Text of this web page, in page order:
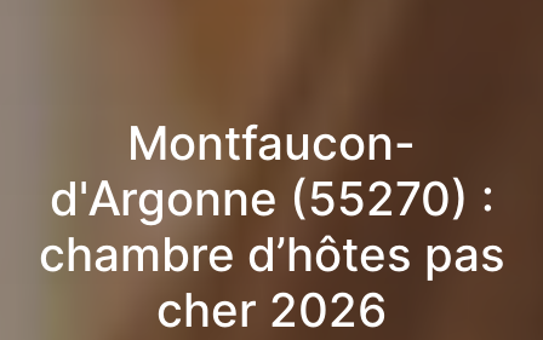
Montfaucon-
d'Argonne (55270) :
chambre d’hôtes pas
cher 2026